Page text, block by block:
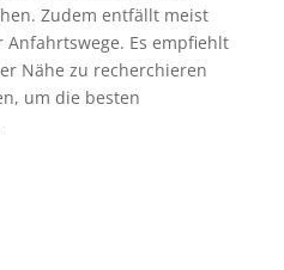
Zudem entfällt meist
Es empfiehlt
Nähe zu recherchieren
um die besten